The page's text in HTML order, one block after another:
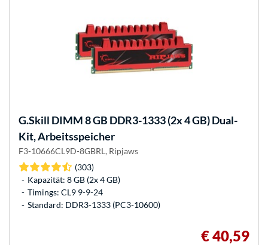
G.Skill DIMM 8 GB DDR3-1333 (2x 4 GB) Dual-
Kit, Arbeitsspeicher
F3-10666CL9D-8GBRL, Ripjaws
(303)
Kapazität: 8 GB (2x 4 GB)
Timings: CL9 9-9-24
Standard: DDR3-1333 (PC3-10600)
€ 40,59